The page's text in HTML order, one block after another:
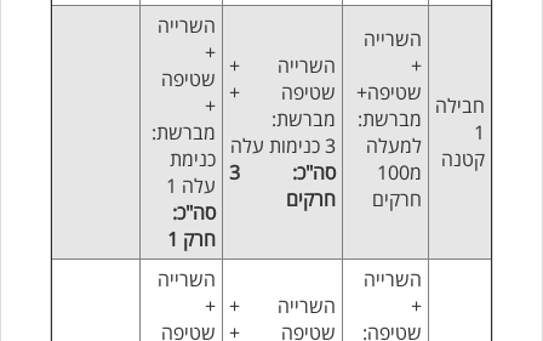
חבילה
1
קטנה
השרייה
+
שטיפה+
מברשת:
למעלה
מ100
חרקים
השרייה +
שטיפה +
מברשת:
3 כנימות עלה
סה"כ: 3
חרקים
השרייה
+
שטיפה
+
מברשת:
כנימת
עלה 1
סה"כ:
חרק 1
השרייה
+
שטיפה:
השרייה +
שטיפה +
השרייה
+
שטיפה